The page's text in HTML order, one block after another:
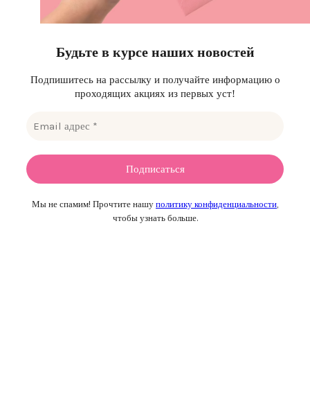
Будьте в курсе наших новостей
Подпишитесь на рассылку и получайте информацию о
проходящих акциях из первых уст!
Мы не спамим! Прочтите нашу политику конфиденциальности
чтобы узнать больше.